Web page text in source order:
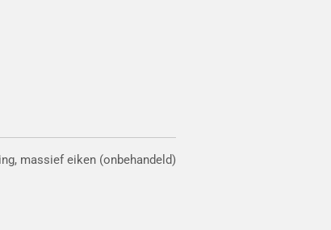
massief eiken (onbehandeld)